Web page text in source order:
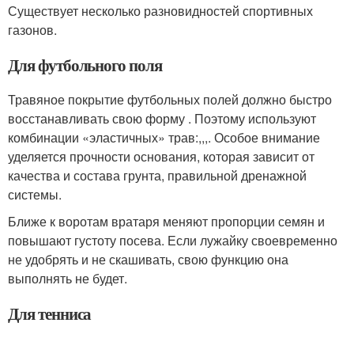
Существует несколько разновидностей спортивных
газонов.
Для футбольного поля
Травяное покрытие футбольных полей должно быстро
восстанавливать свою форму . Поэтому используют
комбинации «эластичных» трав:,,,. Особое внимание
уделяется прочности основания, которая зависит от
качества и состава грунта, правильной дренажной
системы.
Ближе к воротам вратаря меняют пропорции семян и
повышают густоту посева. Если лужайку своевременно
не удобрять и не скашивать, свою функцию она
выполнять не будет.
Для тенниса